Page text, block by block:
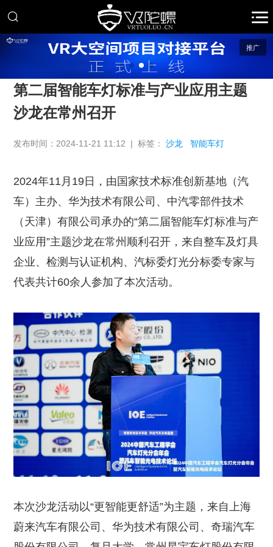
推广
第二届智能车灯标准与产业应用主题
沙龙在常州召开
发布时间：2024-11-21 11:12 | 标签：沙龙 智能车灯
2024年11月19日，由国家技术标准创新基地（汽
车）主办、华为技术有限公司、中汽零部件技术
（天津）有限公司承办的“第二届智能车灯标准与产
业应用”主题沙龙在常州顺利召开，来自整车及灯具
企业、检测与认证机构、汽标委灯光分标委专家与
代表共计60余人参加了本次活动。
本次沙龙活动以“更智能更舒适”为主题，来自上海
蔚来汽车有限公司、华为技术有限公司、奇瑞汽车